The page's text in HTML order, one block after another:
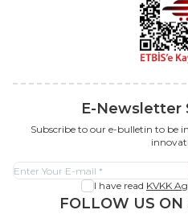
E-Newsletter
Subscribe to our e-bulletin to be
I have read KVKK
FOLLOW US